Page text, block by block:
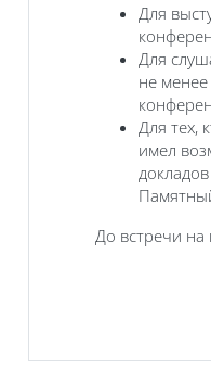
Для
Для
не
Для тех,
имел
До встречи